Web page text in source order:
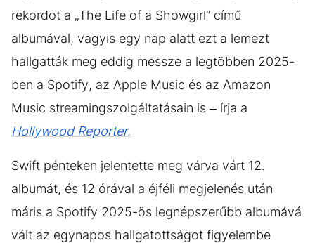
rekordot a „The Life of a Showgirl” című
albumával, vagyis egy nap alatt ezt a lemezt
hallgatták meg eddig messze a legtöbben 2025-
ben a Spotify, az Apple Music és az Amazon
Music streamingszolgáltatásain is – írja a
Hollywood Reporter.
Swift pénteken jelentette meg várva várt 12.
albumát, és 12 órával a éjféli megjelenés után
máris a Spotify 2025-ös legnépszerűbb albumává
vált az egynapos hallgatottságot figyelembe